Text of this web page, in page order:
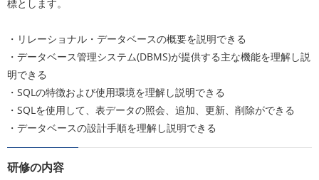
標とします。
・リレーショナル・データベースの概要を説明できる
・データベース管理システム(DBMS)が提供する主な機能を理解し説
明できる
・SQLの特徴および使用環境を理解し説明できる
・SQLを使用して、表データの照会、追加、更新、削除ができる
・データベースの設計手順を理解し説明できる
研修の内容